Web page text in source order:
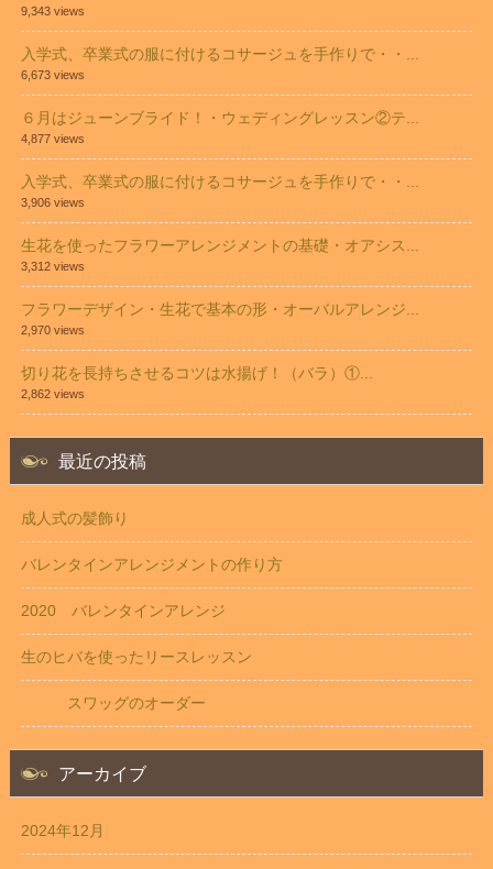
9,343 views
入学式、卒業式の服に付けるコサージュを手作りで・・...
6,673 views
６月はジューンブライド！・ウェディングレッスン②テ...
4,877 views
入学式、卒業式の服に付けるコサージュを手作りで・・...
3,906 views
生花を使ったフラワーアレンジメントの基礎・オアシス...
3,312 views
フラワーデザイン・生花で基本の形・オーバルアレンジ...
2,970 views
切り花を長持ちさせるコツは水揚げ！（バラ）①...
2,862 views
最近の投稿
成人式の髪飾り
バレンタインアレンジメントの作り方
2020 バレンタインアレンジ
生のヒバを使ったリースレッスン
スワッグのオーダー
アーカイブ
2024年12月